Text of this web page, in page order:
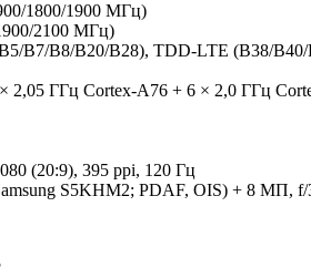
1800/1900 МГц)
2100 МГц)
B7/B8/B20/B28), TDD-LTE (B38/B40/
2,05 ГГц Cortex-A76 + 6 × 2,0 ГГц
(20:9), 395 ppi, 120 Гц
S5KHM2; PDAF, OIS) + 8 МП, f/